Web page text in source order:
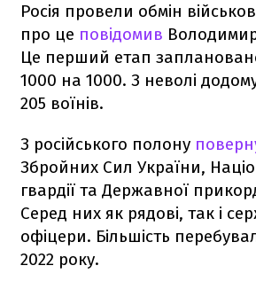
Росія провели обмін
про це повідомив
Це перший етап
1000 на 1000. З неволі
205 воїнів.
З російського полону
Збройних Сил України,
гвардії та Державної
Серед них як рядові, так і
офіцери. Більшість
2022 року.